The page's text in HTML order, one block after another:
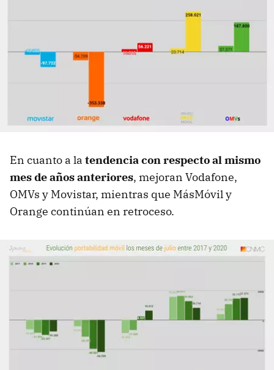
En cuanto a la tendencia con respecto al mismo
mes de años anteriores, mejoran Vodafone,
OMVs y Movistar, mientras que MásMóvil y
Orange continúan en retroceso.